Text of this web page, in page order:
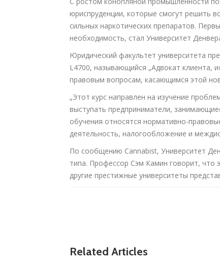
юриспруденции, которые смогут решить
сильных наркотических препаратов.
необходимость, стал Университет
Юридический факультет университета
L4700, называющийся „Адвокат клиента,
правовым вопросам, касающимся этой
„Этот курс направлен на изучение
выступать предприниматели,
обучения относятся нормативно-
деятельность, налогообложение и
По сообщению Cannabist, Университет
типа. Профессор Сэм Камин говорит, что
другие престижные университеты
Related Articles